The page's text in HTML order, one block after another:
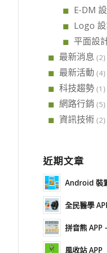
E-DM
Logo
平面設
最新消息 (2)
最新活動 (4)
科技趨勢 (1)
網路行銷 (5)
資訊技術 (2)
近期文章
Android 裝
全民醫學
拼音熊 APP
風收站 APP